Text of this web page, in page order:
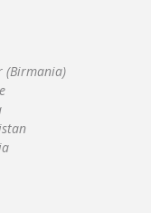
(Birmania)